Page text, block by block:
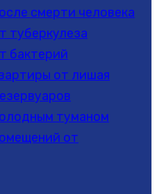
смерти человека
туберкулеза
бактерий
от лишая
туманом
от